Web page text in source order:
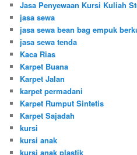
Jasa Penyewaan Kursi Kuliah
jasa sewa
jasa sewa bean bag empuk
jasa sewa tenda
Kaca Rias
Karpet Buana
Karpet Jalan
karpet permadani
Karpet Rumput Sintetis
Karpet Sajadah
kursi
kursi anak
kursi anak plastik